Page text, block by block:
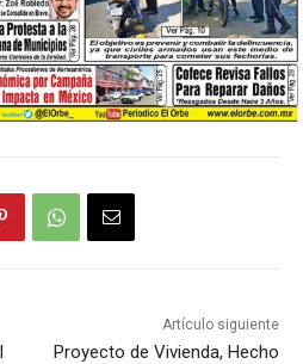
Artículo siguiente
Proyecto de Vivienda, Hecho